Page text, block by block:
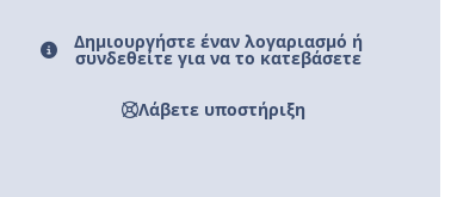
Δημιουργήστε έναν λογαριασμό ή
συνδεθείτε για να το κατεβάσετε
Λάβετε υποστήριξη